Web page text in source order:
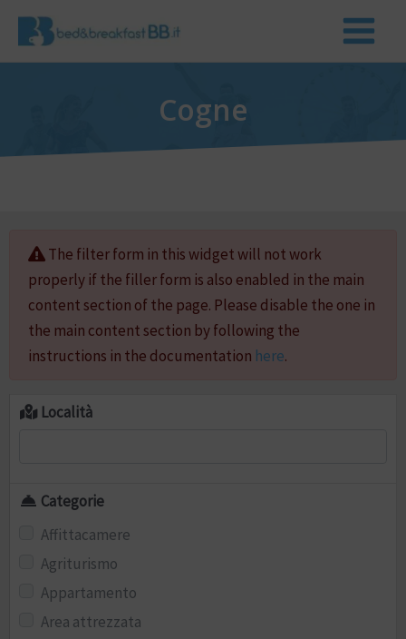
Cogne
The filter form in this widget will not work
properly if the filler form is also enabled in the main
content section of the page. Please disable the one in
the main content section by following the
instructions in the documentation here.
Località
Categorie
Affittacamere
Agriturismo
Appartamento
Area attrezzata